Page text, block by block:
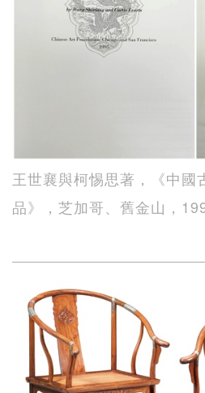
王世襄與柯惕思著，《中國
品》，芝加哥、舊金山，